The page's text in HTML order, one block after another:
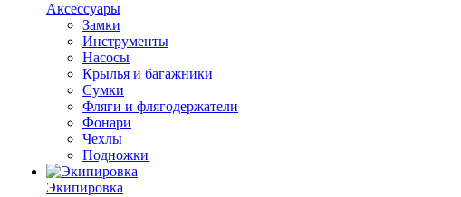
Аксессуары
Замки
Инструменты
Насосы
Крылья и багажники
Сумки
Фляги и флягодержатели
Фонари
Чехлы
Подножки
Экипировка